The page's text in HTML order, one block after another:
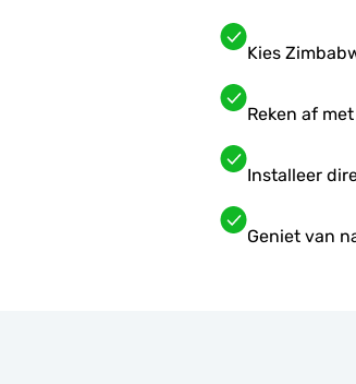
Kies
Reken af
Installeer
Geniet van